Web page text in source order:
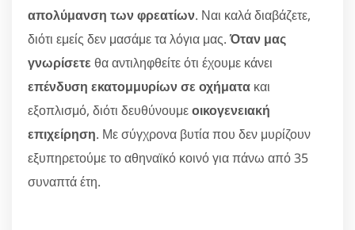
απολύμανση των φρεατίων. Ναι καλά διαβάζετε,
διότι εμείς δεν μασάμε τα λόγια μας.Όταν μας
γνωρίσετε θα αντιληφθείτε ότι έχουμε κάνει
επένδυση εκατομμυρίων σε οχήματα και
εξοπλισμό, διότι δευθύνουμεοικογενειακή
επιχείρηση. Με σύγχρονα βυτία που δεν μυρίζουν
εξυπηρετούμε το αθηναϊκό κοινό για πάνω από 35
συναπτά έτη.